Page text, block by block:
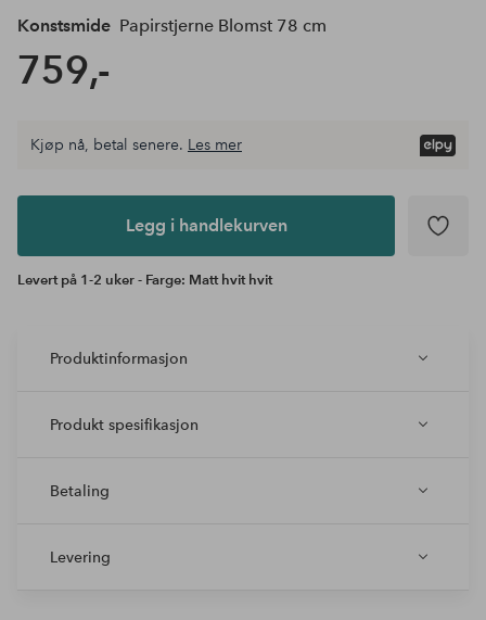
Konstsmide Papirstjerne Blomst 78 cm
759,-
Legg i
Kjøp nå, betal senere. Les mer
Legg i handlekurven
Levert på 1-2 uker - Farge: Matt hvit hvit
Produktinformasjon
Produkt spesifikasjon
Betaling
Levering